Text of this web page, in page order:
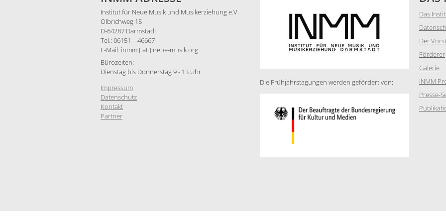
Institut für Neue Musik und Musikerziehung e.V.
Olbrichweg 15
D-64287 Darmstadt
Tel.: 06151 – 46667
E-Mail: inmm [ at ] neue-musik.org
Bürozeiten:
Dienstag bis Donnerstag 9 - 13 Uhr
Impressum
Datenschutz
Kontakt
Partner
Die Frühjahrstagungen werden gefördert von:
Das
Der
Förderer
Galerie
INMM
Presse-